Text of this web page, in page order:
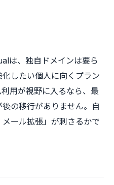
は、独自ドメインは要ら
したい個人に向くプラン
用が視野に入るなら、最
の移行がありません。自
ール拡張」が刺さるかで